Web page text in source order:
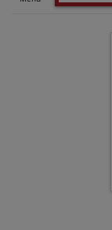
navigation